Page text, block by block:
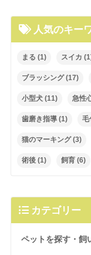
人気のキー
まる (1) スイカ
ブラッシング(17)
小型犬(11) 急性
歯磨き指導(1) 毛
猫のマーキング(3)
術後(1) 飼育(6)
カテゴリー
ペットを探す・飼